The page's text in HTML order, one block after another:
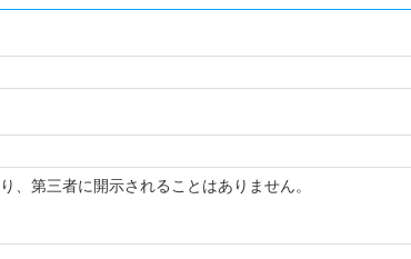
、第三者に開示されることはありません。